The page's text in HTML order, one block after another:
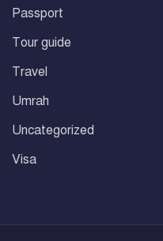
Passport
Tour guide
Travel
Umrah
Uncategorized
Visa